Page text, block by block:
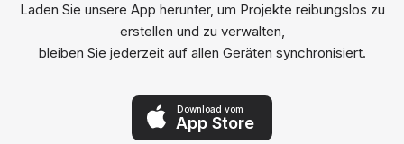
Laden Sie unsere App herunter, um Projekte reibungslos zu
erstellen und zu verwalten,
bleiben Sie jederzeit auf allen Geräten synchronisiert.
Download vom
App Store